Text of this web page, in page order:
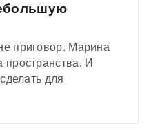
приговор. Марина
пространства. И
для